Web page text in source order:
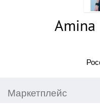
Amina
Маркетплейс